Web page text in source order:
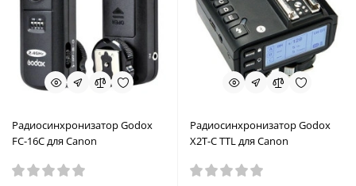
Радиосинхронизатор Godox
FC-16C для Canon
Радиосинхронизатор Godox
X2T-C TTL для Canon